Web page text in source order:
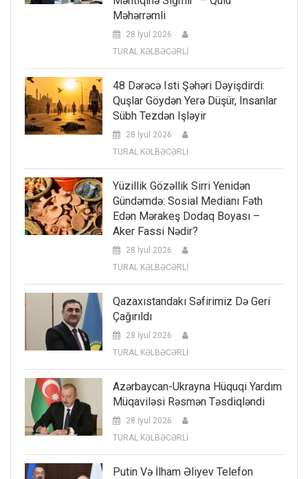
Məhərrəmli
28 İyul 2026
TURAL KƏLBƏCƏRLİ
48 Dərəcə Isti Şəhəri Dəyişdirdi:
Quşlar Göydən Yerə Düşür, Insanlar
Sübh Tezdən Işləyir
28 İyul 2026
TURAL KƏLBƏCƏRLİ
Yüzillik Gözəllik Sirri Yenidən
Gündəmdə: Sosial Medianı Fəth
Edən Mərakeş Dodaq Boyası –
Aker Fassi Nədir?
28 İyul 2026
TURAL KƏLBƏCƏRLİ
Qazaxıstandakı Səfirimiz Də Geri
Çağırıldı
28 İyul 2026
TURAL KƏLBƏCƏRLİ
Azərbaycan-Ukrayna Hüquqi Yardım
Müqaviləsi Rəsmən Təsdiqləndi
28 İyul 2026
TURAL KƏLBƏCƏRLİ
Putin Və İlham Əliyev Telefon